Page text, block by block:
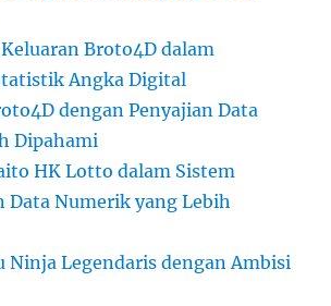
Broto4D dalam
Angka Digital
dengan Penyajian Data
Dipahami
HK Lotto dalam Sistem
Data Numerik yang Lebih
Ninja Legendaris dengan Ambisi